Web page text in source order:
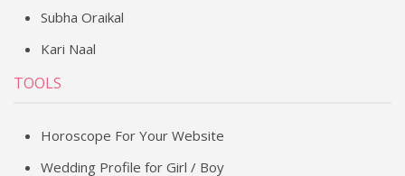
Subha Oraikal
Kari Naal
TOOLS
Horoscope For Your Website
Wedding Profile for Girl / Boy